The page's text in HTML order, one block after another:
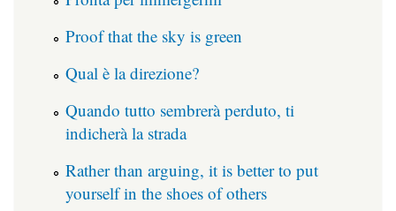
Proof that the sky is green
Qual è la direzione?
Quando tutto sembrerà perduto, ti
indicherà la strada
Rather than arguing, it is better to put
yourself in the shoes of others